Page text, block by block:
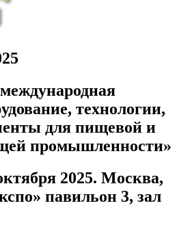
технологии,
для пищевой и
промышленности»
2025. Москва,
павильон 3, зал